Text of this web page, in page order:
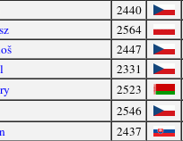
2440
2564
2447
2331
2523
2546
2437